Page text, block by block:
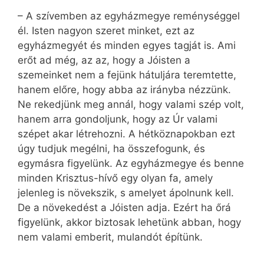
– A szívemben az egyházmegye reménységgel
él. Isten nagyon szeret minket, ezt az
egyházmegyét és minden egyes tagját is. Ami
erőt ad még, az az, hogy a Jóisten a
szemeinket nem a fejünk hátuljára teremtette,
hanem előre, hogy abba az irányba nézzünk.
Ne rekedjünk meg annál, hogy valami szép volt,
hanem arra gondoljunk, hogy az Úr valami
szépet akar létrehozni. A hétköznapokban ezt
úgy tudjuk megélni, ha összefogunk, és
egymásra figyelünk. Az egyházmegye és benne
minden Krisztus-hívő egy olyan fa, amely
jelenleg is növekszik, s amelyet ápolnunk kell.
De a növekedést a Jóisten adja. Ezért ha őrá
figyelünk, akkor biztosak lehetünk abban, hogy
nem valami emberit, mulandót építünk.